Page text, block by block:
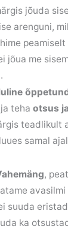
jõuda
arenguni,
jõua me
ja teha otsus
teadlikult
samal
,
avasilmi
suuda
ka